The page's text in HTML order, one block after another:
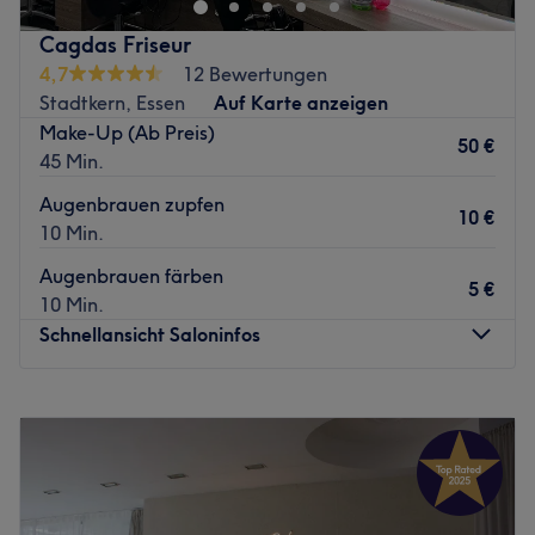
Cagdas Friseur
4,7
12 Bewertungen
Stadtkern, Essen
Auf Karte anzeigen
Make-Up (Ab Preis)
45 Min.
50 €
Augenbrauen zupfen
10 Min.
10 €
Augenbrauen färben
10 Min.
5 €
Schnellansicht Saloninfos
19:00
19:00
Donnerstag
19:00
19:00